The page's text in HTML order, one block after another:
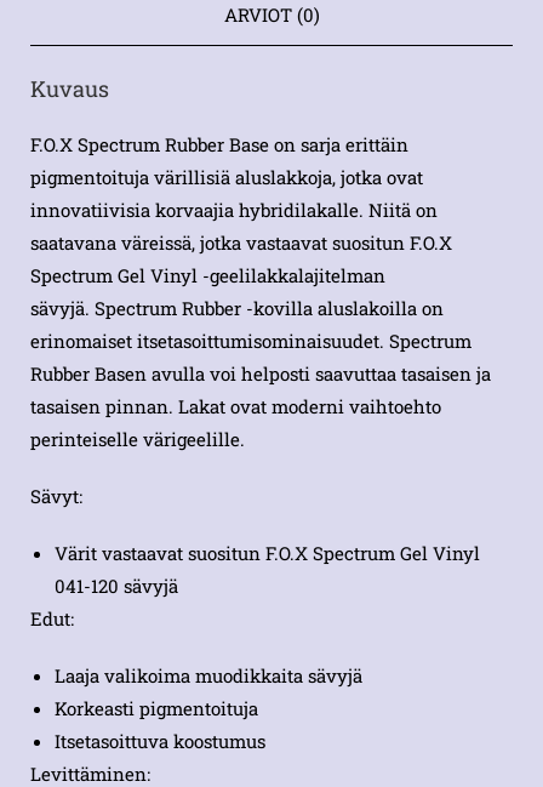
ARVIOT (0)
Kuvaus
F.O.X Spectrum Rubber Base on sarja erittäin
pigmentoituja värillisiä aluslakkoja, jotka ovat
innovatiivisia korvaajia hybridilakalle. Niitä on
saatavana väreissä, jotka vastaavat suositun F.O.X
Spectrum Gel Vinyl -geelilakkalajitelman
sävyjä. Spectrum Rubber -kovilla aluslakoilla on
erinomaiset itsetasoittumisominaisuudet. Spectrum
Rubber Basen avulla voi helposti saavuttaa tasaisen ja
tasaisen pinnan. Lakat ovat moderni vaihtoehto
perinteiselle värigeelille.
Sävyt:
Värit vastaavat suositun F.O.X Spectrum Gel Vinyl
041-120 sävyjä
Edut:
Laaja valikoima muodikkaita sävyjä
Korkeasti pigmentoituja
Itsetasoittuva koostumus
Levittäminen: